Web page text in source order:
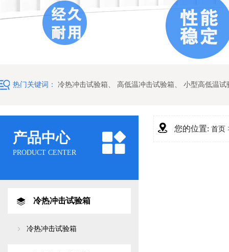
热门关键词： 冷热冲击试验箱、 高低温冲击试验箱、 小型高低温试
产品中心
PRODUCT CENTER
冷热冲击试验箱
冷热冲击试验箱
您的位置: 首页